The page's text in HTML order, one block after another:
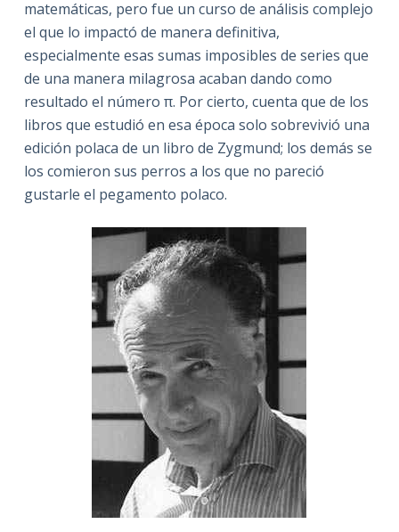
matemáticas, pero fue un curso de análisis complejo
el que lo impactó de manera definitiva,
especialmente esas sumas imposibles de series que
de una manera milagrosa acaban dando como
resultado el número π. Por cierto, cuenta que de los
libros que estudió en esa época solo sobrevivió una
edición polaca de un libro de Zygmund; los demás se
los comieron sus perros a los que no pareció
gustarle el pegamento polaco.